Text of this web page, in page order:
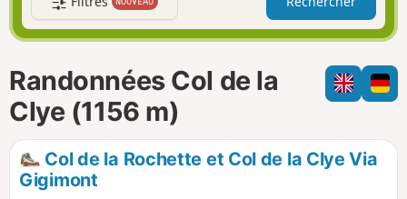
g
a
i
o
e
r
l
e
h
m
p
u
r
d
e
m
i
Randonnées Col de la
Clye (1156 m)
Col de la Rochette et Col de la Clye Via
Gigimont